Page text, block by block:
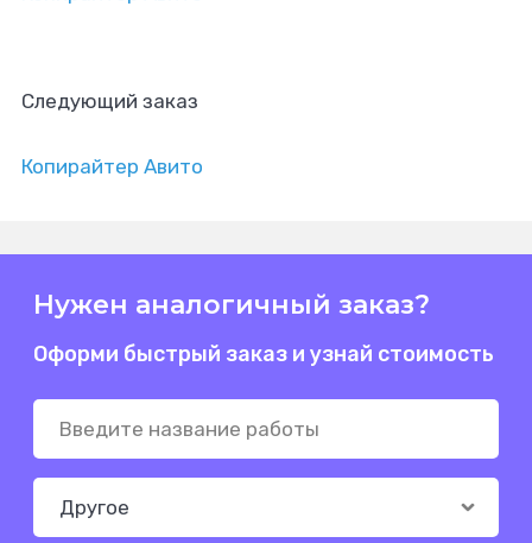
Следующий заказ
Копирайтер Авито
Нужен аналогичный заказ?
Оформи быстрый заказ и узнай стоимость